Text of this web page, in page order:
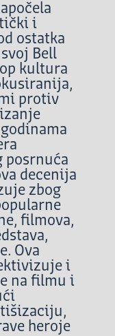
i
ostatka
Bell
kultura
protiv
posrnuća
decenija
zbog
filmova,
Ova
i
na filmu i
heroje